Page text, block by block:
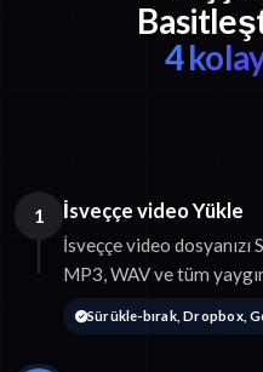
4
1 İsveççe video Yükle
İsveççe video
MP3, WAV ve tüm
Sürükle-bırak, Dropbox,